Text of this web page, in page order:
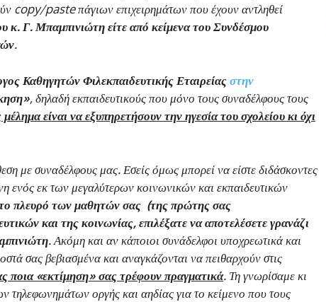
copy/pasteπάγιων επιχειρημάτων που έχουν αντληθεί
κ. Γ. Μπαμπινιώτη είτε από κείμενα του Συνδέσμου
.
Καθηγητών Φιλεκπαιδευτικής Εταιρείαςστην
, δηλαδή εκπαιδευτικούς που μόνο τους συναδέλφους τους
είναι να εξυπηρετήσουν την ηγεσία του σχολείου κι όχι
με συναδέλφους μας. Εσείς όμως μπορεί να είστε διδάσκοντες
ενός εκ των μεγαλύτερων κοινωνικών και εκπαιδευτικών
πλευρό των μαθητών σας (της πρώτης σας
και της κοινωνίας, επιλέξατε να αποτελέσετε γρανάζι
. Ακόμη και αν κάποιοι συνάδελφοι υποχρεωτικά και
σας βεβιασμένα και αναγκάζονται να πειθαρχούν στις
ποια «εκτίμηση» σας τρέφουν πραγματικά. Τη γνωρίσαμε κι
τηλεφωνημάτων οργής και αηδίας για το κείμενο που τους